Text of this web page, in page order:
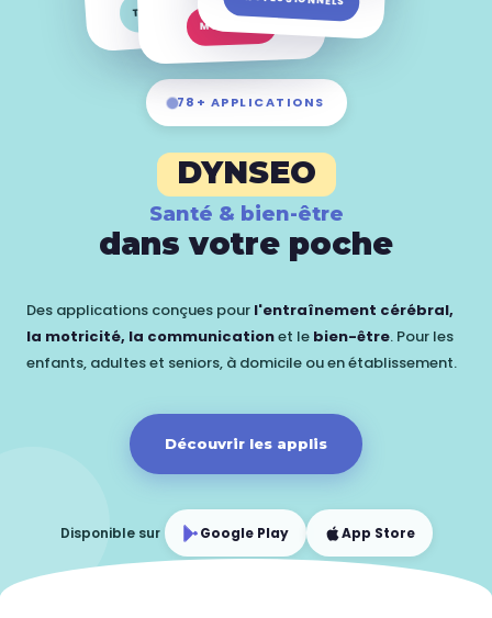
78+ APPLICATIONS
DYNSEO
Santé & bien-être
dans votre poche
Des applications conçues pour l'entraînement cérébral,
la motricité, la communicationet le bien-être. Pour les
enfants, adultes et seniors, à domicile ou en établissement.
Découvrir les applis
Disponible sur Google Play App Store
MON DICO
TOUS PUBLICS